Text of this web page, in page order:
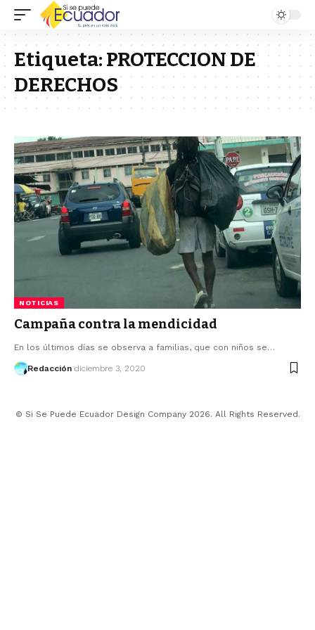
Etiqueta: PROTECCION DE
DERECHOS
NOTICIAS
Campaña contra la mendicidad
En los últimos días se observa a familias, que con niños se…
Redacción diciembre 3, 2020
© Si Se Puede Ecuador Design Company 2026. All Rights Reserved.